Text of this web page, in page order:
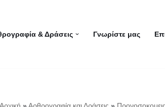
& Δράσεις Γνωρίστε μας